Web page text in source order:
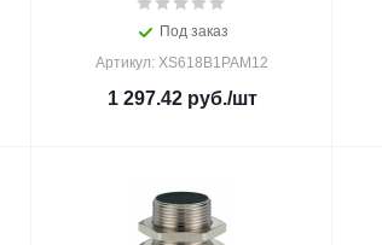
Под заказ
Артикул: XS618B1PAM12
1 297.42руб./шт